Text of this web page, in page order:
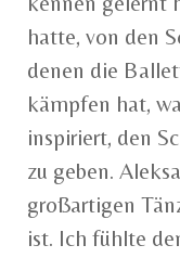
hatte, von den
denen die
kämpfen hat,
inspiriert, den
zu geben.
großartigen
ist. Ich fühlte